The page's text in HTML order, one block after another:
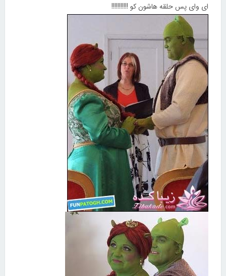
ای وای پس حلقه هاشون کو !!!!!!!!!!!